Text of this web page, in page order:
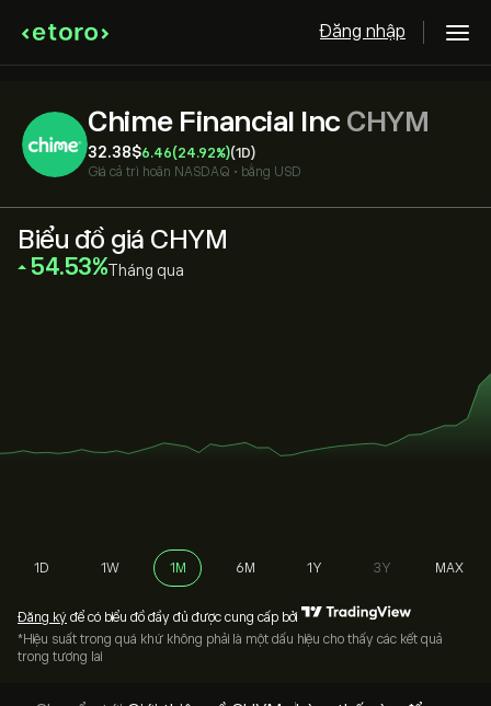
Đăng nhập
Chime Financial Inc CHYM
32.38‎$‎6.46(24.92%)(1D)
Giá cả trì hoãn NASDAQ • bằng USD
Biểu đồ giá CHYM
‎54.53‎ Tháng qua
1D 1W 1M 6M 1Y 3Y MAX
Đăng ký để có biểu đồ đầy đủ được cung cấp bởi
*Hiệu suất trong quá khứ không phải là một dấu hiệu cho thấy các kết quả
trong tương lai